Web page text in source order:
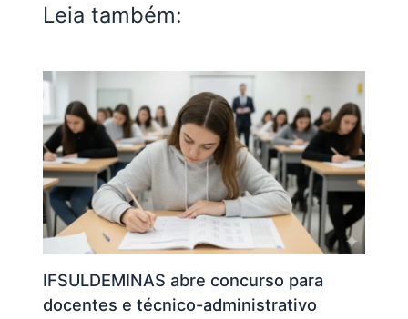
Leia também:
IFSULDEMINAS abre concurso para
docentes e técnico-administrativo